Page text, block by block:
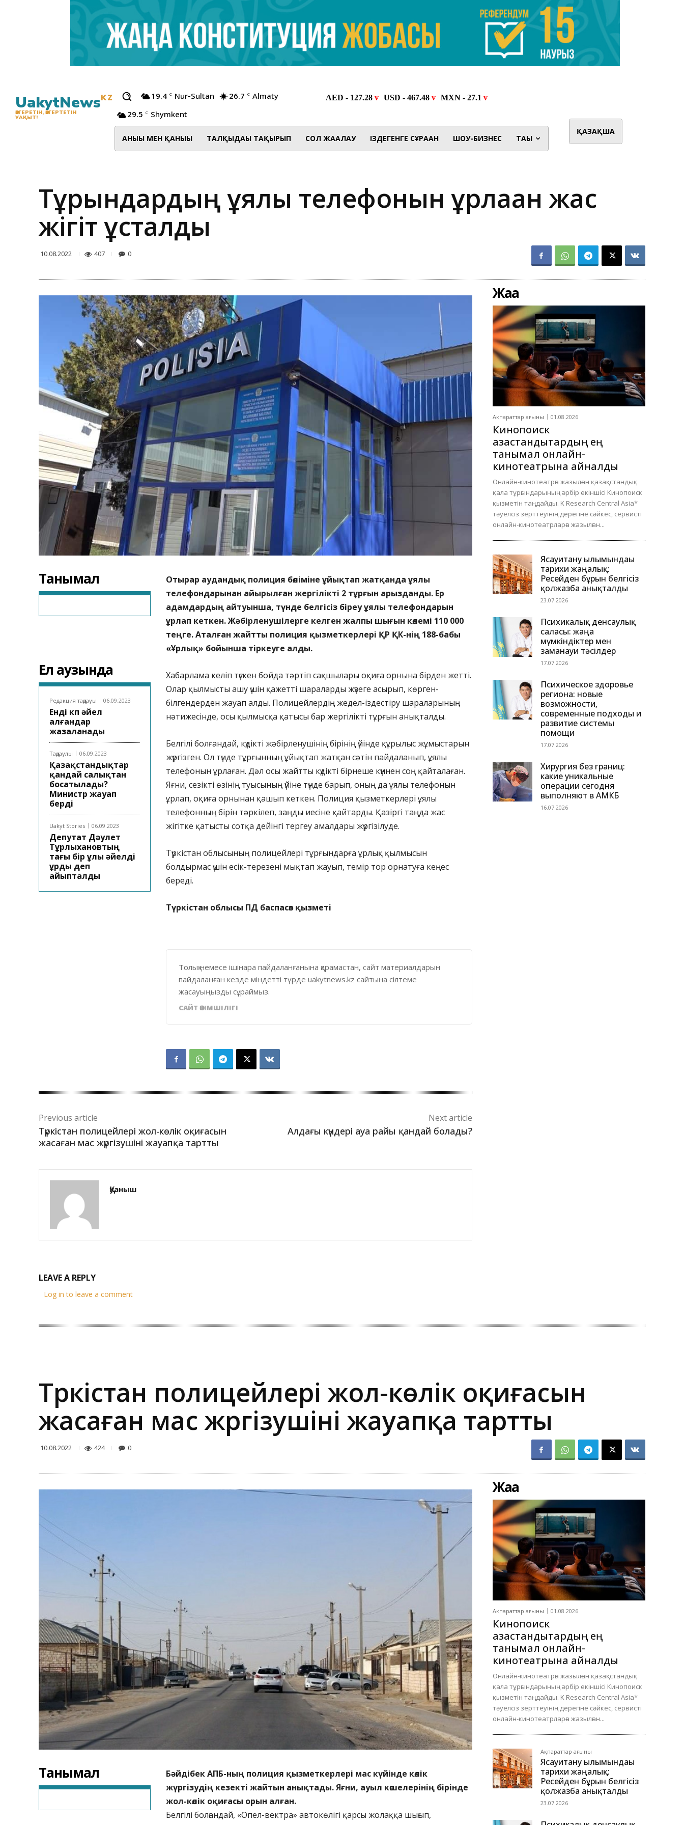
UakytNewsKZ
ӨЗГЕРЕТІН, ӨЗГЕРТЕТІН
УАҚЫТ!
19.4 C Nur-Sultan 26.7 C Almaty
29.5 C Shymkent
АНЫҒЫ МЕН ҚАНЫҒЫ ТАЛҚЫДАҒЫ ТАҚЫРЫП СОЛ ЖАҒАЛАУ ІЗДЕГЕНГЕ СҰРАҒАН ШОУ-БИЗНЕС ТАҒЫ
ҚАЗАҚША
Тұрғындардың ұялы телефонын ұрлаған жас
жігіт ұсталды
10.08.2022 407 0
Танымал
Ел аузында
Редакция таңдауы 06.09.2023
Енді көп әйел
алғандар
жазаланады
Таңдаулы 06.09.2023
Қазақстандықтар
қандай салықтан
босатылады?
Министр жауап
берді
Uakyt Stories 06.09.2023
Депутат Дәулет
Тұрлыхановтың
тағы бір ұлы әйелді
ұрды деп
айыпталды
Отырар аудандық полиция бөліміне ұйықтап жатқанда ұялы
телефондарынан айырылған жергілікті 2 тұрғын арызданды. Ер
адамдардың айтуынша, түнде белгісіз біреу ұялы телефондарын
ұрлап кеткен. Жәбірленушілерге келген жалпы шығын көлемі 110 000
теңге. Аталған жайтты полиция қызметкерлері ҚР ҚК-нің 188-бабы
«Ұрлық» бойынша тіркеуге алды.
Хабарлама келіп түскен бойда тәртіп сақшылары оқиға орнына бірден жетті.
Олар қылмысты ашу үшін қажетті шараларды жүзеге асырып, көрген-
білгендерден жауап алды. Полицейлердің жедел-іздестіру шараларының
нәтижесінде, осы қылмысқа қатысы бар жергілікті тұрғын анықталды.
Белгілі болғандай, күдікті жәбірленушінің бірінің үйінде құрылыс жұмыстарын
жүргізген. Ол түнде тұрғынның ұйықтап жатқан сәтін пайдаланып, ұялы
телефонын ұрлаған. Дәл осы жайтты күдікті бірнеше күннен соң қайталаған.
Яғни, сезікті өзінің туысының үйіне түнде барып, оның да ұялы телефонын
ұрлап, оқиға орнынан қашып кеткен. Полиция қызметкерлері ұялы
телефонның бірін тәркілеп, заңды иесіне қайтарды. Қазіргі таңда жас
жігітке қатысты сотқа дейінгі тергеу амалдары жүргізілуде.
Түркістан облысының полицейлері тұрғындарға ұрлық қылмысын
болдырмас үшін есік-терезені мықтап жауып, темір тор орнатуға кеңес
береді.
Түркістан облысы ПД баспасөз қызметі
Толық немесе ішінара пайдаланғанына қарамастан, сайт материалдарын
пайдаланған кезде міндетті түрде uakytnews.kz сайтына сілтеме
жасауыңызды сұраймыз.
САЙТ ӘКІМШІЛІГІ
Previous article
Түркістан полицейлері жол-көлік оқиғасын
жасаған мас жүргізушіні жауапқа тартты
Next article
Алдағы күндері ауа райы қандай болады?
Қуаныш
LEAVE A REPLY
Log in to leave a comment
Жаңа
Ақпараттар ағыны 01.08.2026
Кинопоиск
қазақстандықтардың ең
танымал онлайн-
кинотеатрына айналды
Онлайн-кинотеатрға жазылған қазақстандық
қала тұрғындарының әрбір екіншісі Кинопоиск
қызметін таңдайды. K Research Central Asia*
тәуелсіз зерттеуінің дерегіне сәйкес, сервисті
онлайн-кинотеатрларға жазылған...
Ясауитану ғылымындағы
тарихи жаңалық:
Ресейден бұрын белгісіз
қолжазба анықталды
23.07.2026
Психикалық денсаулық
саласы: жаңа
мүмкіндіктер мен
заманауи тәсілдер
17.07.2026
Психическое здоровье
региона: новые
возможности,
современные подходы и
развитие системы
помощи
17.07.2026
Хирургия без границ:
какие уникальные
операции сегодня
выполняют в АМКБ
16.07.2026